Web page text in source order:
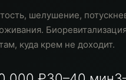
шелушение,
куда крем не доходит.